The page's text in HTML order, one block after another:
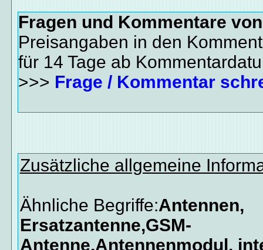
Fragen und Kommentare
Preisangaben in den
für 14 Tage ab
>>> Frage / Kommentar
Zusätzliche allgemeine
Ähnliche Begriffe:Antennen,
Ersatzantenne,GSM-
Antenne,Antennenmodul,